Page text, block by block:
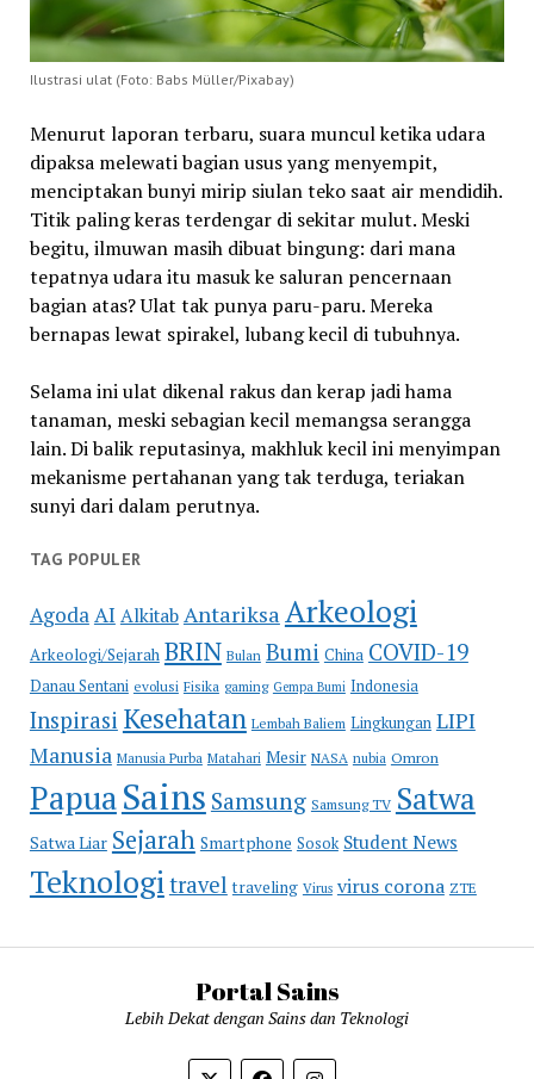
Ilustrasi ulat (Foto: Babs Müller/Pixabay)
Menurut laporan terbaru, suara muncul ketika udara
dipaksa melewati bagian usus yang menyempit,
menciptakan bunyi mirip siulan teko saat air mendidih.
Titik paling keras terdengar di sekitar mulut. Meski
begitu, ilmuwan masih dibuat bingung: dari mana
tepatnya udara itu masuk ke saluran pencernaan
bagian atas? Ulat tak punya paru-paru. Mereka
bernapas lewat spirakel, lubang kecil di tubuhnya.
Selama ini ulat dikenal rakus dan kerap jadi hama
tanaman, meski sebagian kecil memangsa serangga
lain. Di balik reputasinya, makhluk kecil ini menyimpan
mekanisme pertahanan yang tak terduga, teriakan
sunyi dari dalam perutnya.
TAG POPULER
AgodaAI AlkitabAntariksa Arkeologi
Arkeologi/Sejarah BRIN Bulan Bumi China COVID-19
Danau Sentani evolusi Fisika gaming Gempa Bumi Indonesia
Inspirasi Kesehatan Lembah Baliem Lingkungan LIPI
Manusia Manusia Purba Matahari Mesir NASA nubia Omron
PapuaSains Samsung Samsung TV Satwa
Satwa Liar Sejarah Smartphone Sosok Student News
Teknologitravel traveling Virus virus corona ZTE
Portal Sains
Lebih Dekat dengan Sains dan Teknologi